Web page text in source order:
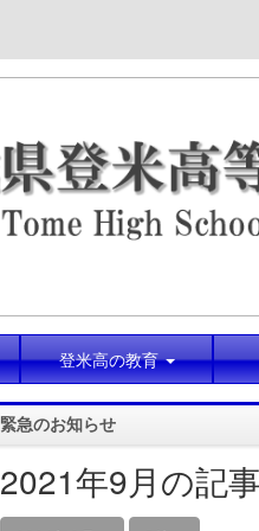
登米高の教育
緊急のお知らせ
2021年9月の記